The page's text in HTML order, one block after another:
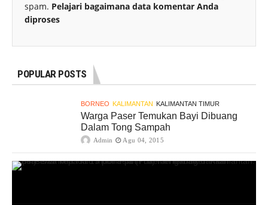
spam. Pelajari bagaimana data komentar Anda
diproses
POPULAR POSTS
BORNEO KALIMANTAN KALIMANTAN TIMUR
Warga Paser Temukan Bayi Dibuang
Dalam Tong Sampah
Admin Agu 04, 2015